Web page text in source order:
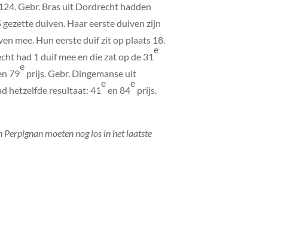
Gebr. Bras uit Dordrecht hadden
duiven. Haar eerste duiven zijn
mee. Hun eerste duif zit op plaats 18.
had 1 duif mee en die zat op de 31
e
79
e
prijs. Gebr. Dingemanse uit
hetzelfde resultaat: 41
e
en 84
e
prijs.
moeten nog los in het laatste